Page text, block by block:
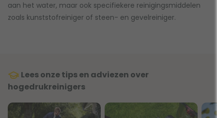
aan het water, maar ook specifiekere reinigingsmiddelen
zoals kunststofreiniger of steen- en gevelreiniger.
Lees onze tips en adviezen over
hogedrukreinigers